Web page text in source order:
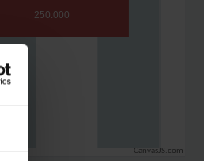
CanvasJS.com